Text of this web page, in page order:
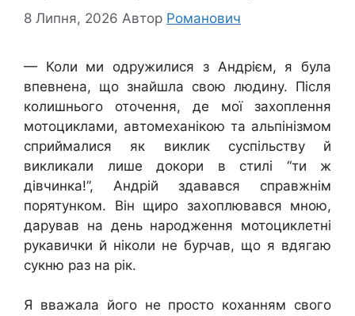
8 Липня, 2026 Автор Романович
— Коли ми одружилися з Андрієм, я була
впевнена, що знайшла свою людину. Після
колишнього оточення, де мої захоплення
мотоциклами, автомеханікою та альпінізмом
сприймалися як виклик суспільству й
викликали лише докори в стилі “ти ж
дівчинка!”, Андрій здавався справжнім
порятунком. Він щиро захоплювався мною,
дарував на день народження мотоциклетні
рукавички й ніколи не бурчав, що я вдягаю
сукню раз на рік.
Я вважала його не просто коханням свого